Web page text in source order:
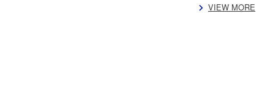
VIEW MORE